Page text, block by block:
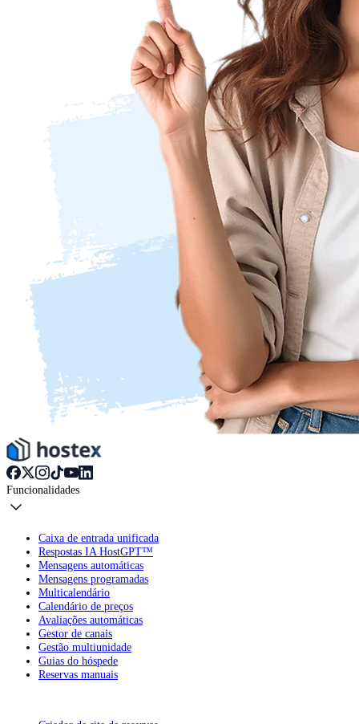
Funcionalidades
Caixa de entrada unificada
Respostas IA HostGPT™
Mensagens automáticas
Mensagens programadas
Multicalendário
Calendário de preços
Avaliações automáticas
Gestor de canais
Gestão multiunidade
Guias do hóspede
Reservas manuais